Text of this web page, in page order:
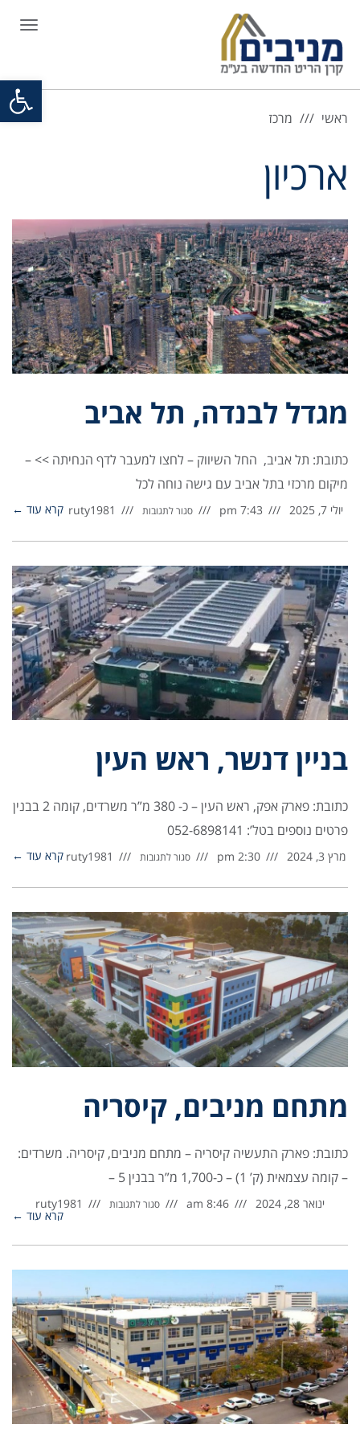
פתח
ראשי מרכז
ארכיון
מגדל לבנדה, תל אביב
כתובת: תל אביב, החל השיווק – לחצו למעבר לדף הנחיתה >> –
מיקום מרכזי בתל אביב עם גישה נוחה לכל
יולי 7, 2025 7:43 pm סגור לתגובות ruty1981 קרא עוד ←
בניין דנשר, ראש העין
כתובת: פארק אפק, ראש העין – כ- 380 מ”ר משרדים, קומה 2 בבנין
פרטים נוספים בטל’: 052-6898141
מרץ 3, 2024 2:30 pm סגור לתגובות ruty1981 קרא עוד ←
מתחם מניבים, קיסריה
כתובת: פארק התעשיה קיסריה – מתחם מניבים, קיסריה. משרדים:
– קומה עצמאית (ק’ 1) – כ-1,700 מ”ר בבנין 5 –
ינואר 28, 2024 8:46 am סגור לתגובות ruty1981
קרא עוד ←